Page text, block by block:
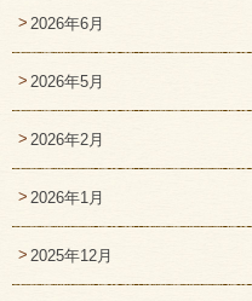
2026年6月
2026年5月
2026年2月
2026年1月
2025年12月